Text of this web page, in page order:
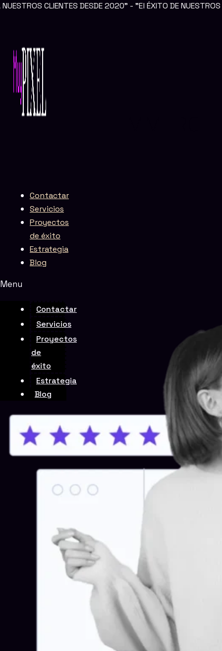
Ir
DESDE 2020" - "El ÉXITO DE NUESTROS CLIENTES
Contactar
Servicios
Proyectos
de éxito
Estrategia
Blog
Menu
Contactar
Servicios
Proyectos
de
éxito
Estrategia
Blog
AGENCIA ECOMMERCE